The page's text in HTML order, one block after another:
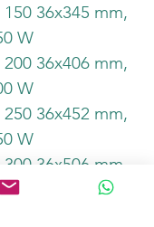
36x345 mm,
W
36x406 mm,
W
36x452 mm,
W
36x506 mm,
W